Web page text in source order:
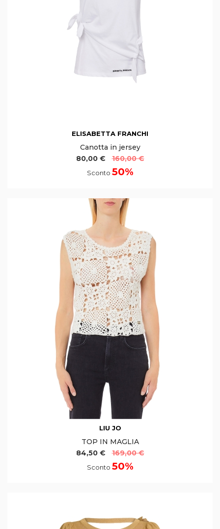
ELISABETTA FRANCHI
Canotta in jersey
80,00 €
160,00 €
Sconto 50%
LIU JO
TOP IN MAGLIA
84,50 €
169,00 €
Sconto 50%